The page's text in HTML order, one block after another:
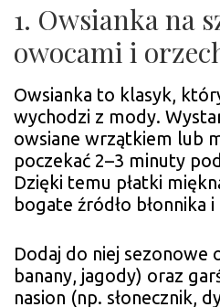
1. Owsianka na
owocami i
Owsianka to klasyk,
wychodzi z mody.
owsiane wrzątkiem lub
poczekać 2–3 minuty
Dzięki temu płatki
bogate źródło błonnika
Dodaj do niej sezonowe
banany, jagody) oraz
nasion (np. słonecznik,